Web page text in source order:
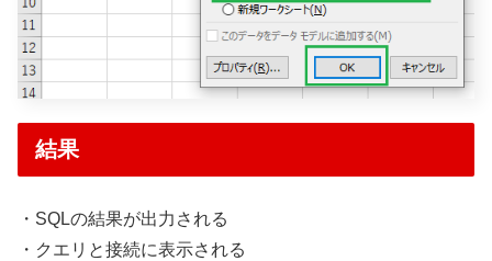
結果
・SQLの結果が出力される
・クエリと接続に表示される